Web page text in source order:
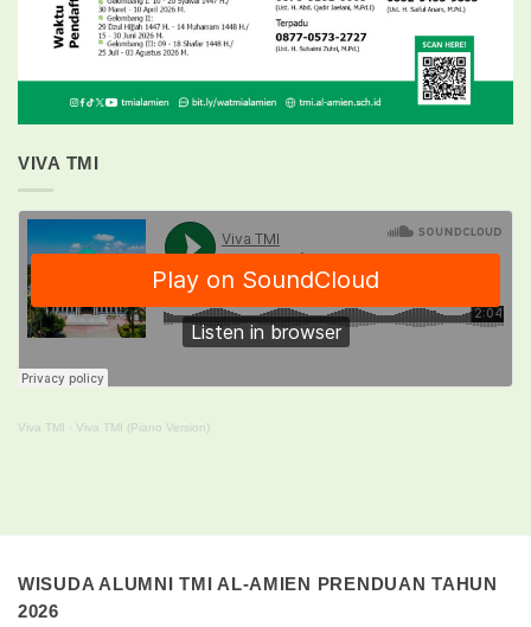
VIVA TMI
Viva TMI · Viva TMI (Piano Version)
WISUDA ALUMNI TMI AL-AMIEN PRENDUAN TAHUN
2026